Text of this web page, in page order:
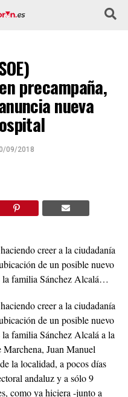
precampaña,
nueva
09/2018
creer a la ciudadanía
de un posible nuevo
la familia Sánchez Alcalá…
creer a la ciudadanía
de un posible nuevo
familia Sánchez Alcalá a la
Juan Manuel
la localidad, a pocos días
andaluz y a sólo 9
como ya hiciera -junto a